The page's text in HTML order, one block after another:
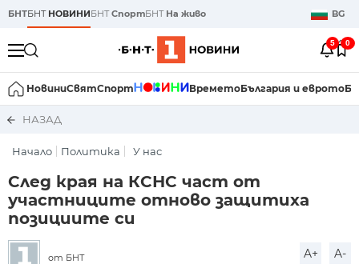
БНТБНТ НОВИНИБНТСпортБНТ На живо BG
5 0
НовиниСвятСпорт ВреметоБългария и еврото
НАЗАД
Начало Политика У нас
След края на КСНС част от
участниците отново защитиха
позициите си
от БНТ A+ A-